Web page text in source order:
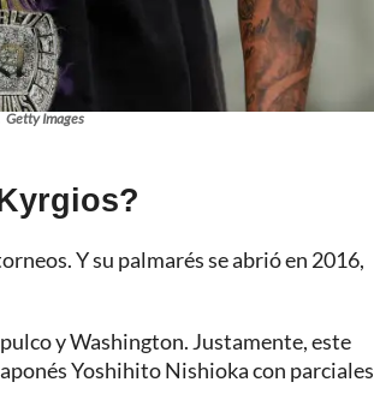
Getty Images
Y su palmarés se abrió en 2016,
y Washington. Justamente, este
Yoshihito Nishioka con parciales